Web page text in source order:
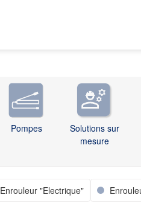
Pompes
Solutions sur
mesure
Enrouleur "Electrique"